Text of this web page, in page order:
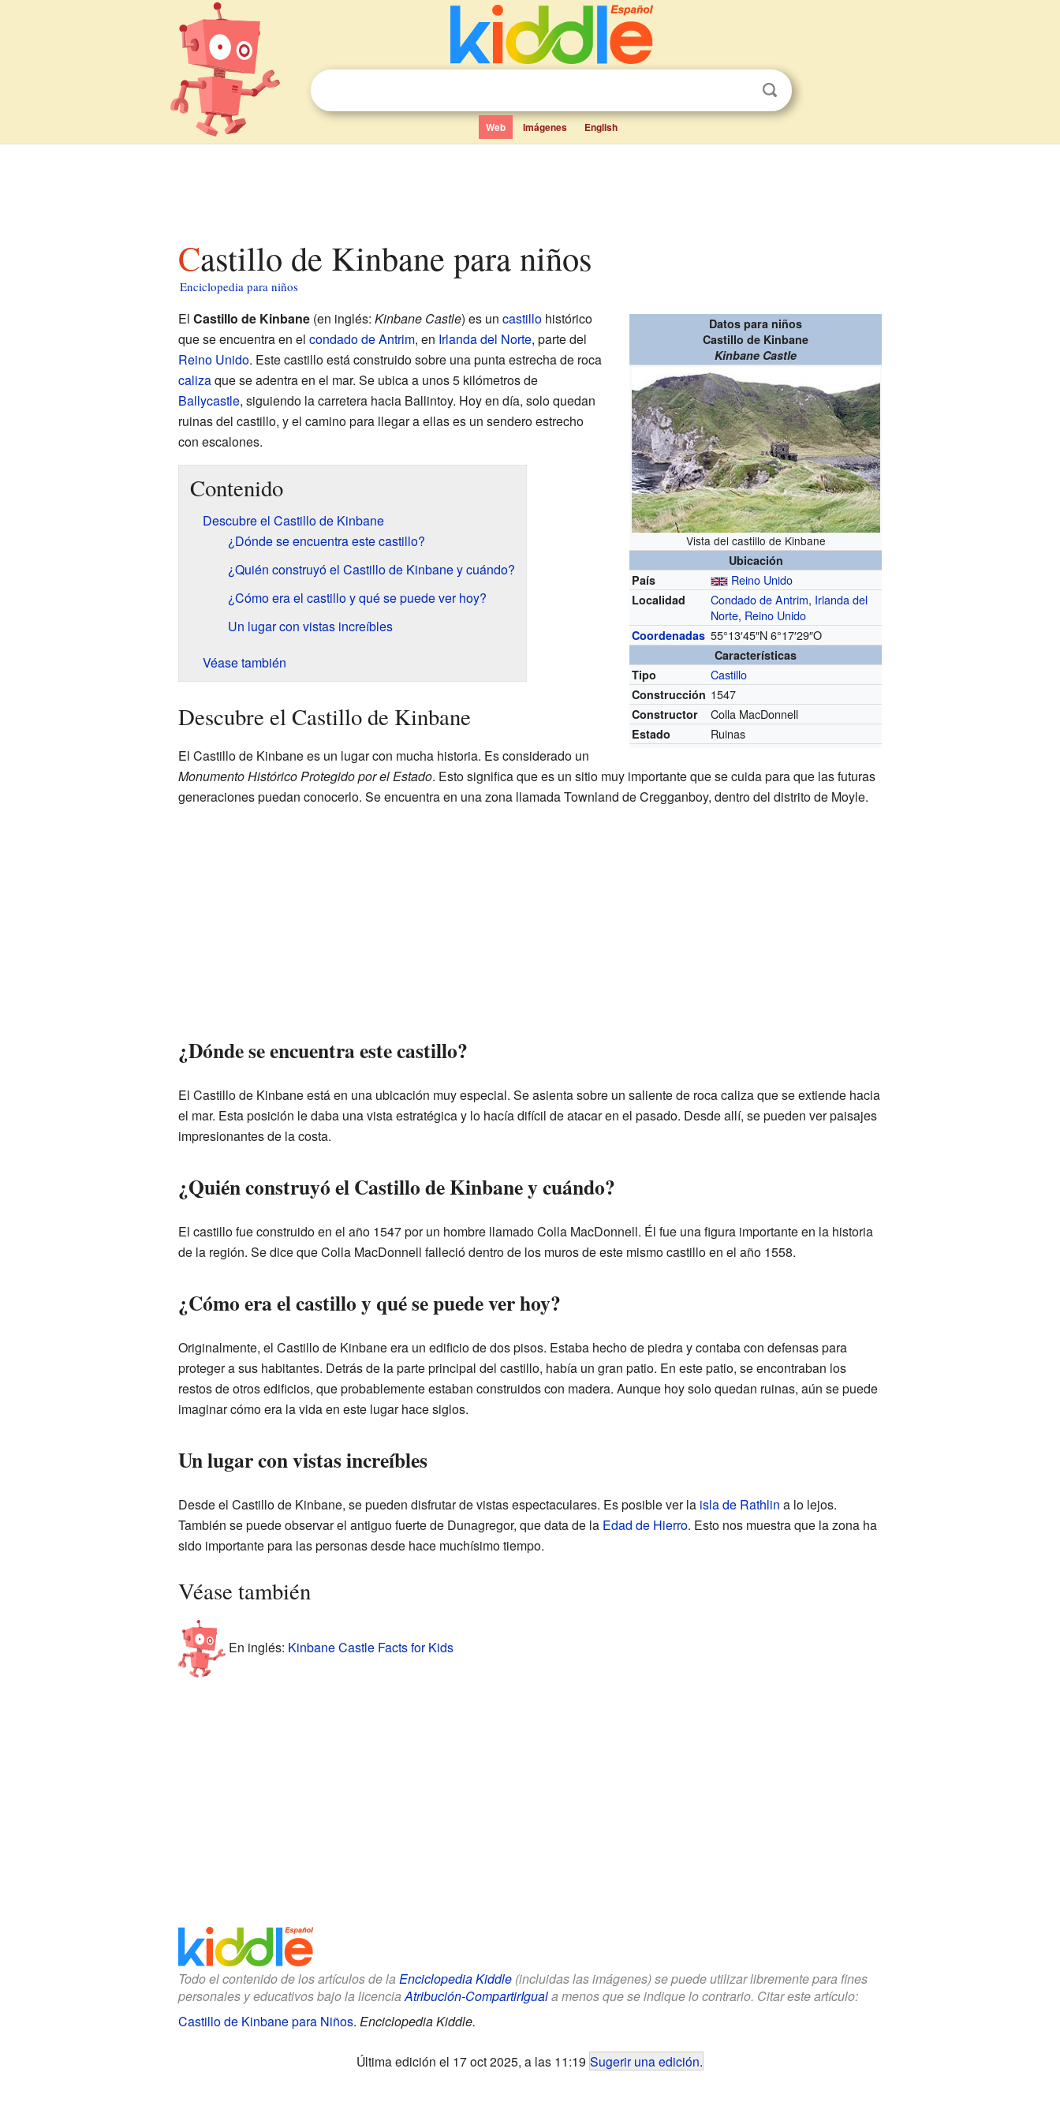
Web Imágenes English
Castillo de Kinbane para niños
Enciclopedia para niños
Datos para niños
Castillo de Kinbane
Kinbane Castle
Vista del castillo de Kinbane
Ubicación
País
Reino Unido
Localidad Condado de Antrim, Irlanda del
Norte, Reino Unido
Coordenadas 55°13′45″N 6°17′29″O
Características
Tipo
Castillo
Construcción 1547
Constructor Colla MacDonnell
Estado Ruinas
El Castillo de Kinbane(en inglés: Kinbane Castle) es un castillohistórico
que se encuentra en el condado de Antrim, en Irlanda del Norte, parte del
Reino Unido. Este castillo está construido sobre una punta estrecha de roca
calizaque se adentra en el mar. Se ubica a unos 5 kilómetros de
Ballycastle, siguiendo la carretera hacia Ballintoy. Hoy en día, solo quedan
ruinas del castillo, y el camino para llegar a ellas es un sendero estrecho
con escalones.
Contenido
Descubre el Castillo de Kinbane
¿Dónde se encuentra este castillo?
¿Quién construyó el Castillo de Kinbane y cuándo?
¿Cómo era el castillo y qué se puede ver hoy?
Un lugar con vistas increíbles
Véase también
Descubre el Castillo de Kinbane
El Castillo de Kinbane es un lugar con mucha historia. Es considerado un
Monumento Histórico Protegido por el Estado. Esto significa que es un sitio muy importante que se cuida para que las futuras
generaciones puedan conocerlo. Se encuentra en una zona llamada Townland de Cregganboy, dentro del distrito de Moyle.
¿Dónde se encuentra este castillo?
El Castillo de Kinbane está en una ubicación muy especial. Se asienta sobre un saliente de roca caliza que se extiende hacia
el mar. Esta posición le daba una vista estratégica y lo hacía difícil de atacar en el pasado. Desde allí, se pueden ver paisajes
impresionantes de la costa.
¿Quién construyó el Castillo de Kinbane y cuándo?
El castillo fue construido en el año 1547 por un hombre llamado Colla MacDonnell. Él fue una figura importante en la historia
de la región. Se dice que Colla MacDonnell falleció dentro de los muros de este mismo castillo en el año 1558.
¿Cómo era el castillo y qué se puede ver hoy?
Originalmente, el Castillo de Kinbane era un edificio de dos pisos. Estaba hecho de piedra y contaba con defensas para
proteger a sus habitantes. Detrás de la parte principal del castillo, había un gran patio. En este patio, se encontraban los
restos de otros edificios, que probablemente estaban construidos con madera. Aunque hoy solo quedan ruinas, aún se puede
imaginar cómo era la vida en este lugar hace siglos.
Un lugar con vistas increíbles
Desde el Castillo de Kinbane, se pueden disfrutar de vistas espectaculares. Es posible ver la isla de Rathlin a lo lejos.
También se puede observar el antiguo fuerte de Dunagregor, que data de la Edad de Hierro. Esto nos muestra que la zona ha
sido importante para las personas desde hace muchísimo tiempo.
Véase también
En inglés: Kinbane Castle Facts for Kids
Todo el contenido de los artículos de la Enciclopedia Kiddle(incluidas las imágenes) se puede utilizar libremente para fines
personales y educativos bajo la licenciaAtribución-CompartirIguala menos que se indique lo contrario. Citar este artículo:
Castillo de Kinbane para Niños. Enciclopedia Kiddle.
Última edición el 17 oct 2025, a las 11:19 Sugerir una edición.